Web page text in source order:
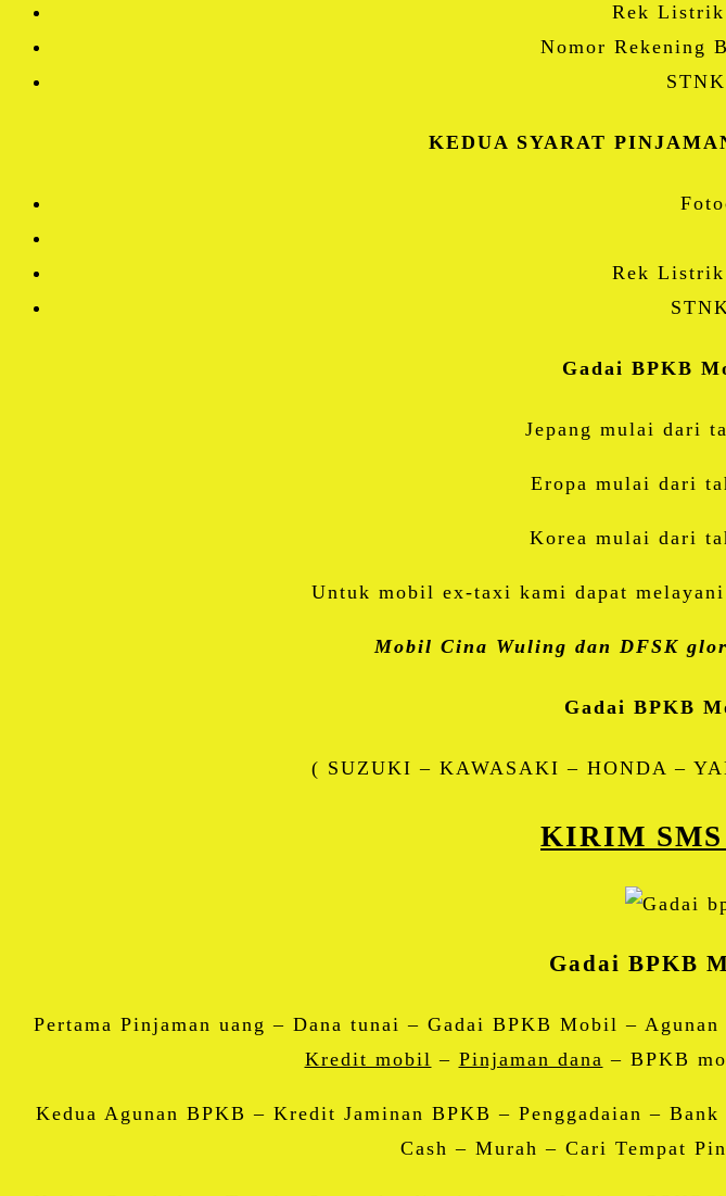
Rek Listrik
Nomor Rekening
KEDUA SYARAT
Rek Listrik
Gadai BPKB
Jepang mulai dari
Eropa mulai dari
Korea mulai dari
Untuk mobil ex-taxi kami dapat
Mobil Cina Wuling dan DFSK
Gadai BPKB
( SUZUKI – KAWASAKI – HONDA –
KIRIM
Gadai BPKB
Pertama Pinjaman uang – Dana tunai – Gadai BPKB Mobil –
Kredit mobil – Pinjaman dana – BPKB
Kedua Agunan BPKB – Kredit Jaminan BPKB – Penggadaian –
Cash – Murah – Cari Tempat